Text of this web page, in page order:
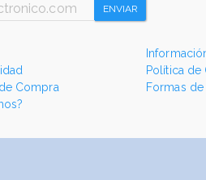
ENVIAR
Política de
Compra
Formas de